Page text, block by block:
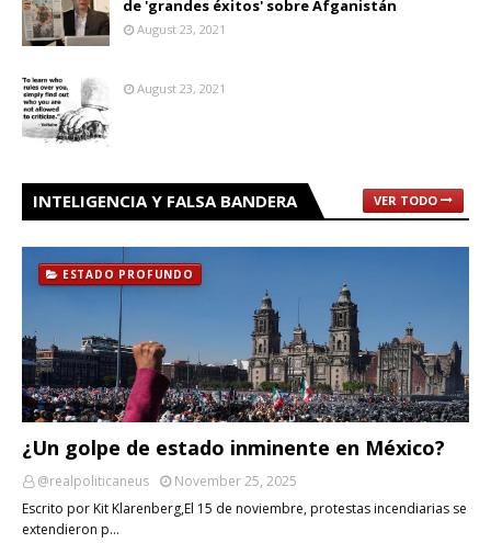
de 'grandes éxitos' sobre Afganistán
August 23, 2021
August 23, 2021
INTELIGENCIA Y FALSA BANDERA VER TODO
ESTADO PROFUNDO
¿Un golpe de estado inminente en México?
@realpoliticaneus
November 25, 2025
Escrito por Kit Klarenberg,El 15 de noviembre, protestas incendiarias se
extendieron p…